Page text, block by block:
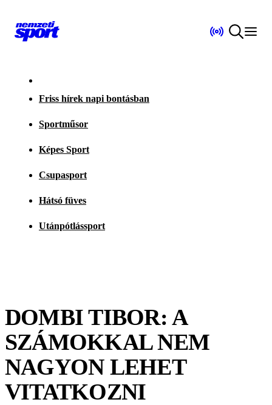
Friss hírek napi bontásban
Sportműsor
Képes Sport
Csupasport
Hátsó füves
Utánpótlássport
DOMBI TIBOR: A
SZÁMOKKAL NEM
NAGYON LEHET
VITATKOZNI